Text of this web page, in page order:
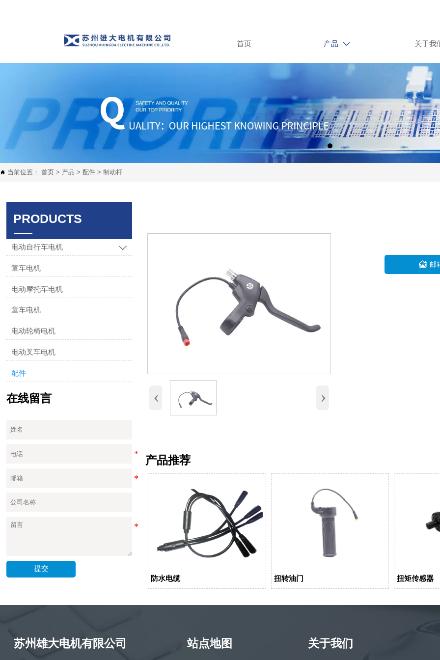
首页 产品  关于我
 当前位置： 首页> 产品 > 配件> 制动杆
PRODUCTS
电动自行车电机 
童车电机
电动摩托车电机
童车电机
电动轮椅电机
电动叉车电机
配件
在线留言
提交
‹ ›
 邮
产品推荐
防水电缆 扭转油门 扭矩传感器
苏州雄大电机有限公司 站点地图 关于我们